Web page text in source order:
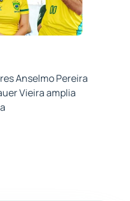
Anselmo Pereira
Vieira amplia